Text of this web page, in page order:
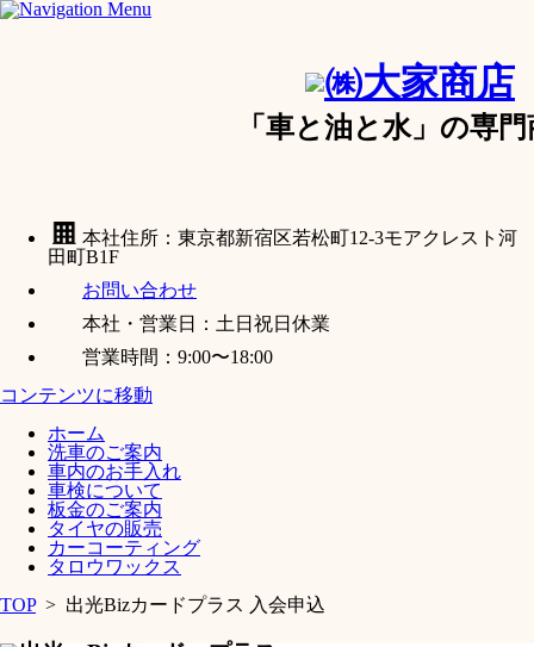
「車と油と水」の専
本社住所：東京都新宿区若松町12-3モアクレスト河
田町B1F
お問い合わせ
本社・営業日：土日祝日休業
営業時間：9:00〜18:00
コンテンツに移動
ホーム
洗車のご案内
車内のお手入れ
車検について
板金のご案内
タイヤの販売
カーコーティング
タロウワックス
TOP> 出光Bizカードプラス 入会申込